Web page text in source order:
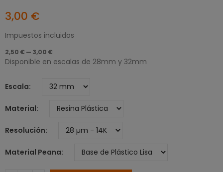
3,00 €
Impuestos incluidos
2,50 € — 3,00 €
Disponible en escalas de 28mm y 32mm
Escala
Material
Resolución
Material Peana